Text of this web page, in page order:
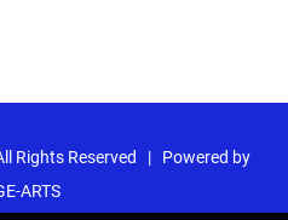
Rights Reserved | Powered by
ARTS